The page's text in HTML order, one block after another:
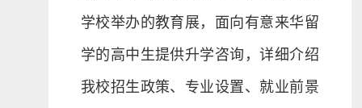
学校举办的教育展，面向有意来华留
学的高中生提供升学咨询，详细介绍
我校招生政策、专业设置、就业前景